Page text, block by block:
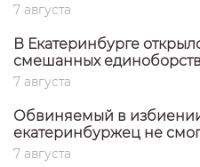
7 августа
В Екатеринбурге
смешанных
7 августа
Обвиняемый в
екатеринбуржец не
7 августа